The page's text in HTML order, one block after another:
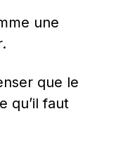
une
que le
qu’il faut